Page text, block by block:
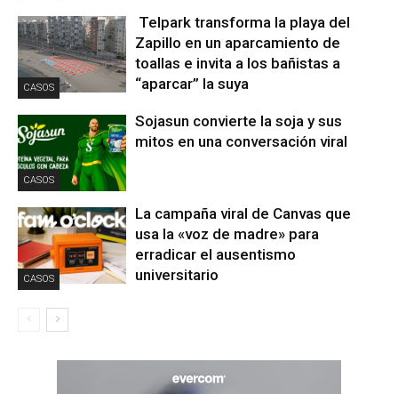
CASOS
Telpark transforma la playa del
Zapillo en un aparcamiento de
toallas e invita a los bañistas a
“aparcar” la suya
CASOS
Sojasun convierte la soja y sus
mitos en una conversación viral
CASOS
La campaña viral de Canvas que
usa la «voz de madre» para
erradicar el ausentismo
universitario